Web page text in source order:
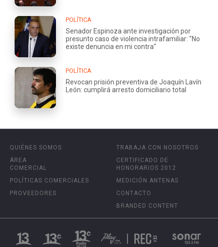
POLÍTICA
Senador Espinoza ante investigación por
presunto caso de violencia intrafamiliar: "No
existe denuncia en mi contra"
POLÍTICA
Revocan prisión preventiva de Joaquín Lavín
León: cumplirá arresto domiciliario total
QUIÉNES SOMOS
ÁREA
COMERCIAL
POLÍTICAS COMERCIALES
PROVEEDORES
TRABAJA CON NOSOTROS
CERTIFICADO DE
HONORARIOS 2012
MEDICIÓN ANTENAS
CONTACTO
BRANDED CONTENT